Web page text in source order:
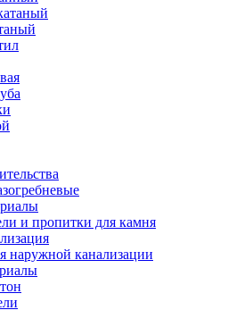
и пропитки для камня
наружной канализации